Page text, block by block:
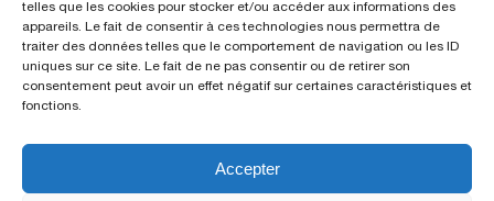
telles que les cookies pour stocker et/ou accéder aux informations des
appareils. Le fait de consentir à ces technologies nous permettra de
traiter des données telles que le comportement de navigation ou les ID
uniques sur ce site. Le fait de ne pas consentir ou de retirer son
consentement peut avoir un effet négatif sur certaines caractéristiques et
fonctions.
Accepter
Polyclinique Saint George